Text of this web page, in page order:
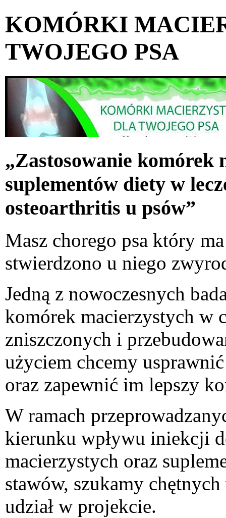
KOMÓRKI
TWOJEGO PSA
„Zastosowanie komórek
suplementów diety w
osteoarthritis u psów”
Masz chorego psa który
stwierdzono u niego
Jedną z nowoczesnych
komórek macierzystych w
zniszczonych i
użyciem chcemy
oraz zapewnić im lepszy
W ramach
kierunku wpływu iniekcji
macierzystych oraz
stawów, szukamy
udział w projekcie.